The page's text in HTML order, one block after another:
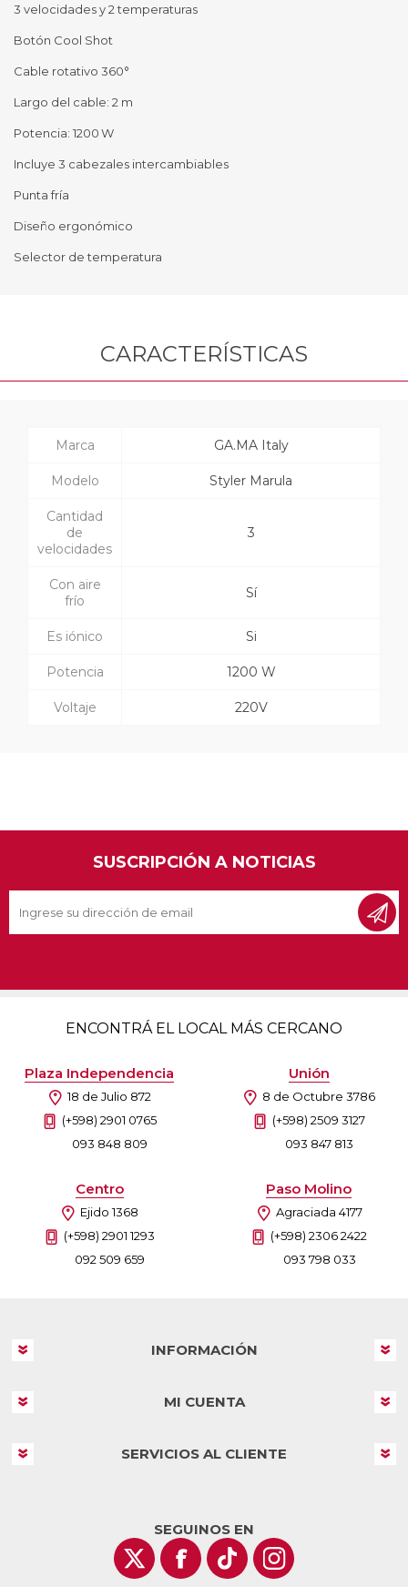
3 velocidades y 2 temperaturas
Botón Cool Shot
Cable rotativo 360°
Largo del cable: 2 m
Potencia: 1200 W
Incluye 3 cabezales intercambiables
Punta fría
Diseño ergonómico
Selector de temperatura
CARACTERÍSTICAS
Marca GA.MA Italy
Modelo Styler Marula
Cantidad
de
velocidades
3
Con aire
frío
Sí
Es iónico Si
Potencia 1200 W
Voltaje 220V
SUSCRIPCIÓN A NOTICIAS
ENCONTRÁ EL LOCAL MÁS CERCANO
Plaza Independencia
18 de Julio 872
(+598) 2901 0765
093 848 809
Unión
8 de Octubre 3786
(+598) 2509 3127
093 847 813
Centro
Ejido 1368
(+598) 2901 1293
092 509 659
Paso Molino
Agraciada 4177
(+598) 2306 2422
093 798 033
INFORMACIÓN
MI CUENTA
SERVICIOS AL CLIENTE
SEGUINOS EN